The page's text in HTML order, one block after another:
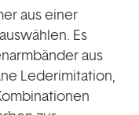
aus einer
Es
aus
Lederimitation,